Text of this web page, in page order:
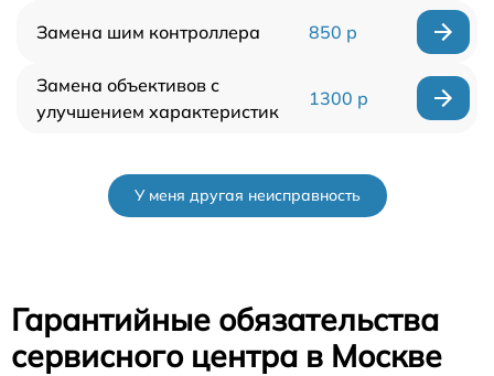
Замена шим контроллера 850 р
Замена объективов с
улучшением характеристик
1300 р
У меня другая неисправность
Гарантийные обязательства
сервисного центра в Москве